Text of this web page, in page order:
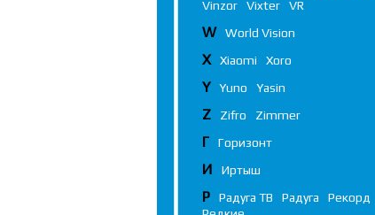
Vinzor
Vixter VR
W World Vision
X Xiaomi Xoro
Y Yuno Yasin
Z Zifro Zimmer
Г Горизонт
И Иртыш
Р Радуга ТВ Радуга
Рекорд